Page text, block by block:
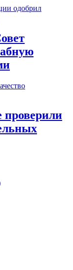
проверили